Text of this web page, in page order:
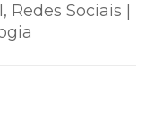
Sociais |